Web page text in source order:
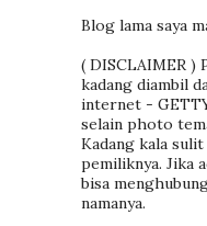
Blog lama saya
( DISCLAIMER )
kadang diambil
internet -
selain photo
Kadang kala
pemiliknya. Jika
bisa
namanya.